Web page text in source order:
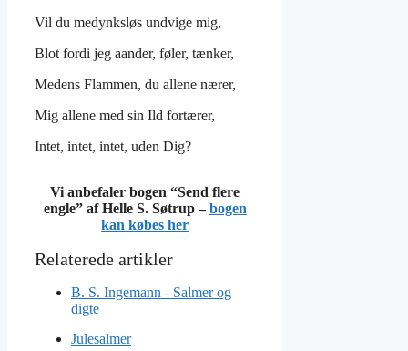
Vil du medynksløs undvige mig,
Blot fordi jeg aander, føler, tænker,
Medens Flammen, du allene nærer,
Mig allene med sin Ild fortærer,
Intet, intet, intet, uden Dig?
Vi anbefaler bogen “Send flere
engle” af Helle S. Søtrup –bogen
kan købes her
B. S. Ingemann - Salmer og
digte
Julesalmer